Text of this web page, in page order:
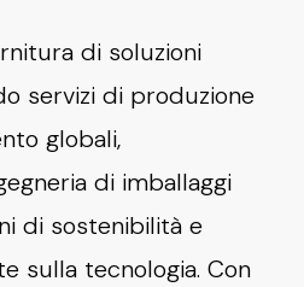
di soluzioni
servizi di produzione
globali,
di imballaggi
di sostenibilità e
sulla tecnologia. Con